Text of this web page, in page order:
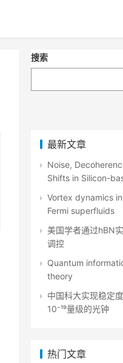
搜索
最新文章
Noise,
Shifts in Silicon-
Vortex dynamics
Fermi superfluids
美国学者通过hBN
调控
Quantum
theory
中国科大实现稳定
10⁻¹⁹量级的光钟
热门文章